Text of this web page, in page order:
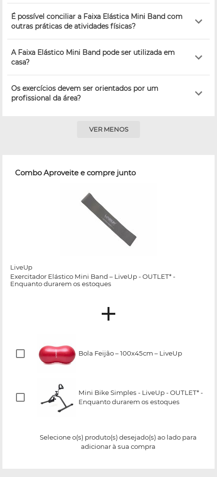
É possível conciliar a Faixa Elástica Mini Band com
outras práticas de atividades físicas?
A Faixa Elástico Mini Band pode ser utilizada em
casa?
Os exercícios devem ser orientados por um
profissional da área?
VER MENOS
Combo Aproveite e compre junto
LiveUp
Exercitador Elástico Mini Band – LiveUp - OUTLET* -
Enquanto durarem os estoques
Bola Feijão – 100x45cm – LiveUp
Mini Bike Simples - LiveUp - OUTLET* -
Enquanto durarem os estoques
Selecione o(s) produto(s) desejado(s) ao lado para
adicionar à sua compra